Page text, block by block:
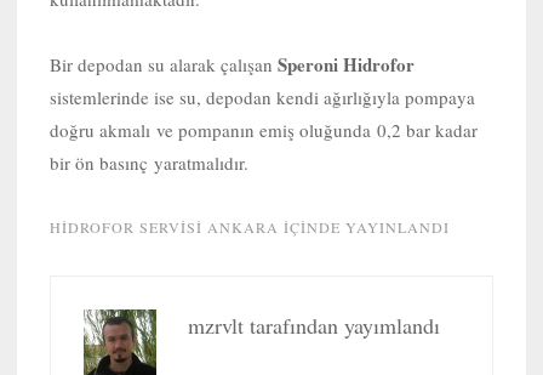
Bir depodan su alarak çalışan Speroni Hidrofor
sistemlerinde ise su, depodan kendi ağırlığıyla pompaya
doğru akmalı ve pompanın emiş oluğunda 0,2 bar kadar
bir ön basınç yaratmalıdır.
HIDROFOR SERVISI ANKARA IÇINDE YAYINLANDI
mzrvlt tarafından yayımlandı